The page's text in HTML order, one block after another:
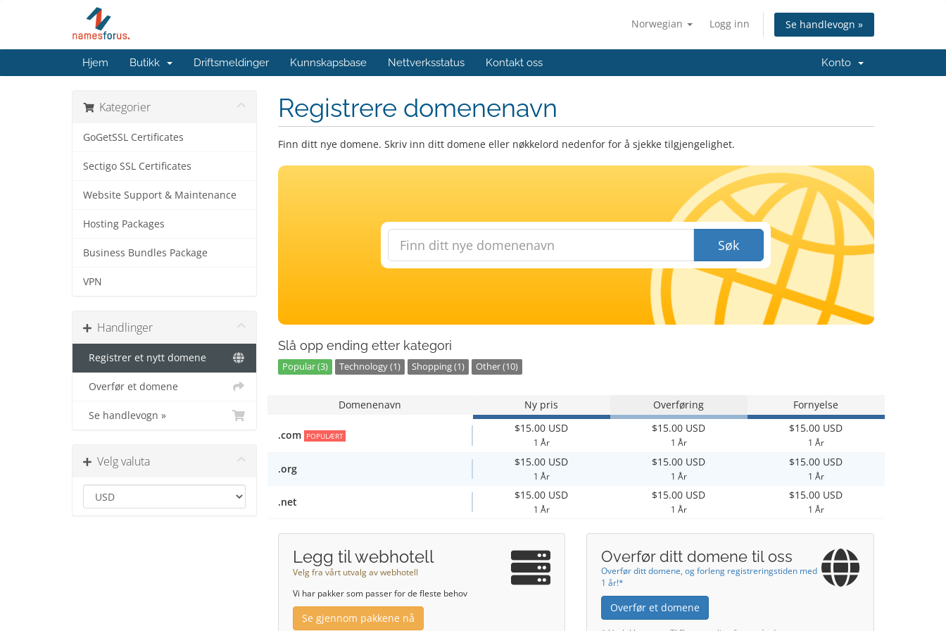
Norwegian Logg inn Se handlevogn »
Hjem Butikk Driftsmeldinger Kunnskapsbase Nettverksstatus Kontakt oss Konto
Kategorier
GoGetSSL Certificates
Sectigo SSL Certificates
Website Support & Maintenance
Hosting Packages
Business Bundles Package
VPN
Handlinger
Registrer et nytt domene
Overfør et domene
Se handlevogn »
Velg valuta
Registrere domenenavn
Finn ditt nye domene. Skriv inn ditt domene eller nøkkelord nedenfor for å sjekke tilgjengelighet.
Søk
Slå opp ending etter kategori
Popular (3) Technology (1) Shopping (1) Other (10)
Domenenavn Ny pris Overføring Fornyelse
.com POPULÆRT
$15.00 USD
1 År
$15.00 USD
1 År
$15.00 USD
1 År
.org
$15.00 USD
1 År
$15.00 USD
1 År
$15.00 USD
1 År
.net
$15.00 USD
1 År
$15.00 USD
1 År
$15.00 USD
1 År
Legg til webhotell
Velg fra vårt utvalg av webhotell
Vi har pakker som passer for de fleste behov
Se gjennom pakkene nå
Overfør ditt domene til oss
Overfør ditt domene, og forleng registreringstiden med
1 år!*
Overfør et domene